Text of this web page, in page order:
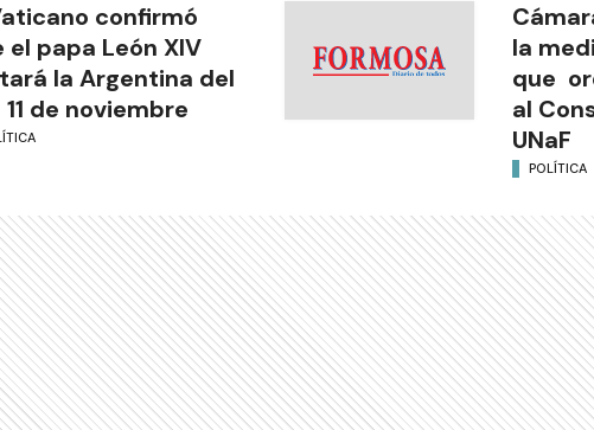
confirmó
el papa León XIV
la Argentina del
11 de noviembre
la
que
al
UNaF
POLÍTICA